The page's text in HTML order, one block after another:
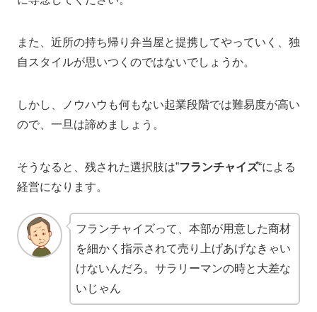
また、近所の持ち帰り弁当屋と提携してやっていく、独
自スタイルが思いつくのではないでしょうか。
しかし、ノウハウも何もない起業段階では難易度が高い
ので、一旦は諦めましょう。
そうなると、残された選択肢は”フランチャイズ“による
経営になります。
フランチャイズって、本部が用意した商材
を細かく指示されて売り上げあげなきゃい
けないんだろ。サラリーマンの時と大差な
いじゃん